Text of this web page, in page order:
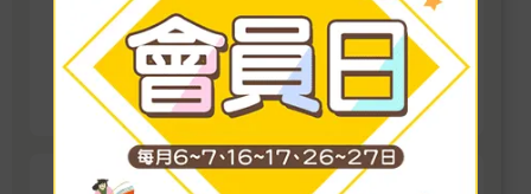
吳秉承的百搭美味方程式
看更多